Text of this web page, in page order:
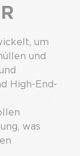
um
und
High-End-
was